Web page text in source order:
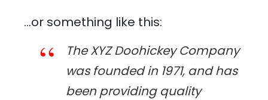
…or something like this:
The XYZ Doohickey Company
was founded in 1971, and has
been providing quality